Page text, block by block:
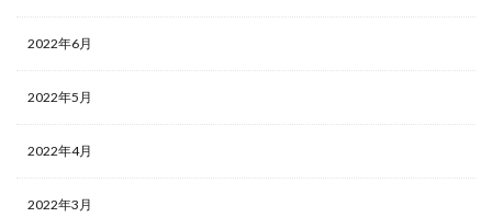
2022年6月
2022年5月
2022年4月
2022年3月